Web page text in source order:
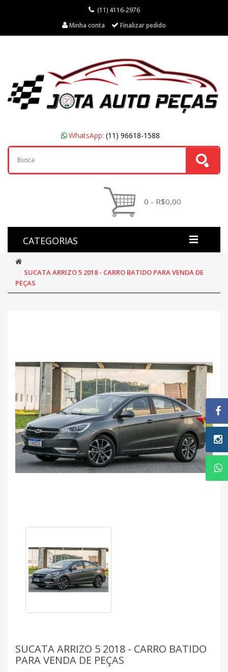
(11) 4116-2976
Minha conta
Finalizar pedido
WhatsApp: (11) 96618-1588
0 - R$0,00
CATEGORIAS
SUCATA ARRIZO 5 2018 - CARRO BATIDO PARA VENDA DE
PEÇAS
SUCATA ARRIZO 5 2018 - CARRO BATIDO
PARA VENDA DE PEÇAS